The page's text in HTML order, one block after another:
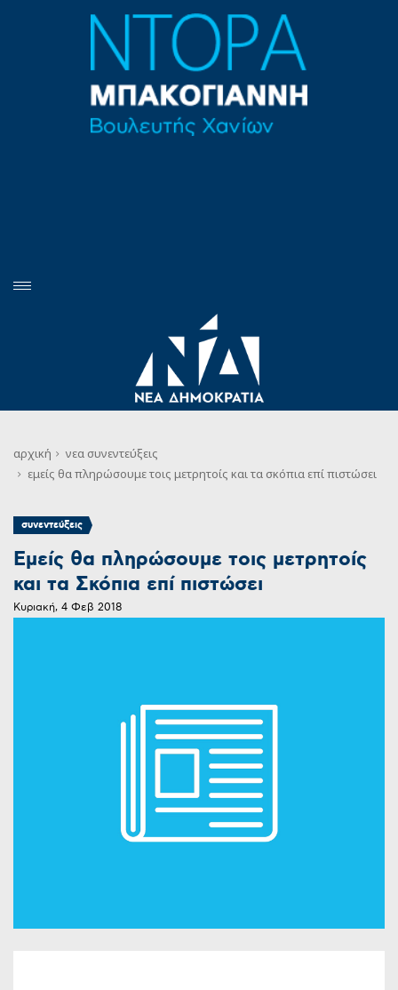
αρχική νεα συνεντεύξεις
εμείς θα πληρώσουμε τοις μετρητοίς και τα σκόπια επί πιστώσει
συνεντεύξεις
Εμείς θα πληρώσουμε τοις μετρητοίς
και τα Σκόπια επί πιστώσει
Κυριακή, 4 Φεβ 2018